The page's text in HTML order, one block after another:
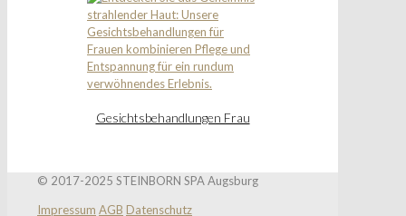
Gesichtsbehandlungen Frau
© 2017-2025 STEINBORN SPA Augsburg
Impressum AGB Datenschutz